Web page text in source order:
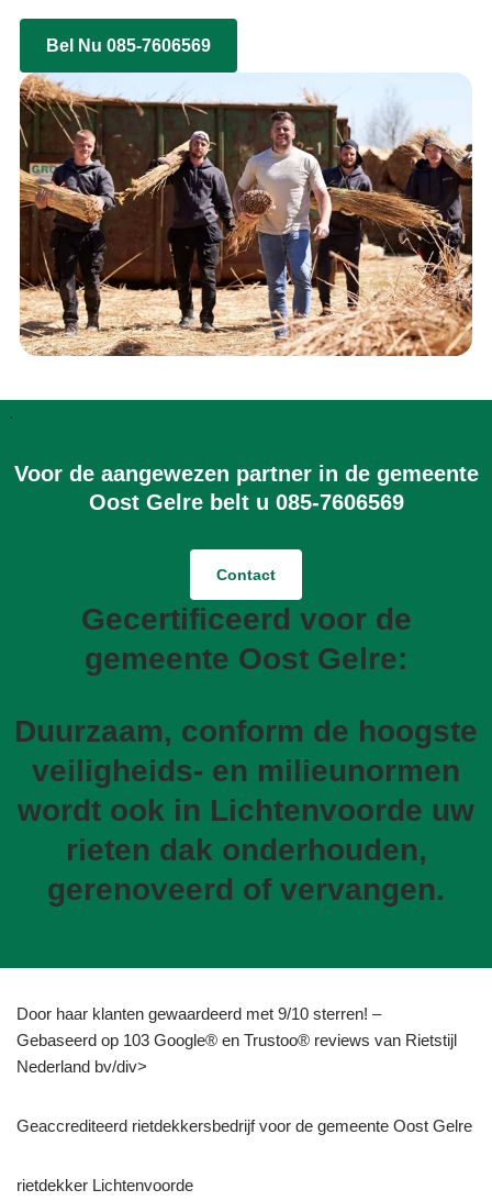
Bel Nu 085-7606569
.
Voor de aangewezen partner in de gemeente
Oost Gelre belt u 085-7606569
Contact
Gecertificeerd voor de
gemeente Oost Gelre:
Duurzaam, conform de hoogste
veiligheids- en milieunormen
wordt ook in Lichtenvoorde uw
rieten dak onderhouden,
gerenoveerd of vervangen.
Door haar klanten gewaardeerd met 9/10 sterren! –
Gebaseerd op 103 Google® en Trustoo® reviews van Rietstijl
Nederland bv/div>
Geaccrediteerd rietdekkersbedrijf voor de gemeente Oost Gelre
rietdekker Lichtenvoorde